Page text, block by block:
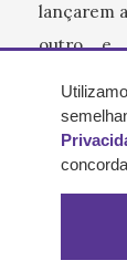
lançarem
outro, e,
como
e
uma na